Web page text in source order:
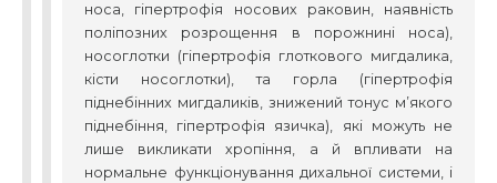
носа, гіпертрофія носових раковин, наявність
поліпозних розрощення в порожнині носа),
носоглотки (гіпертрофія глоткового мигдалика,
кісти носоглотки), та горла (гіпертрофія
піднебінних мигдаликів, знижений тонус м’якого
піднебіння, гіпертрофія язичка), які можуть не
лише викликати хропіння, а й впливати на
нормальне функціонування дихальної системи, і